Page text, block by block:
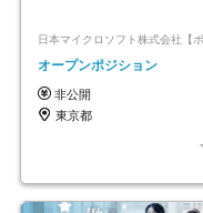
オープンポジション
非公開
東京都